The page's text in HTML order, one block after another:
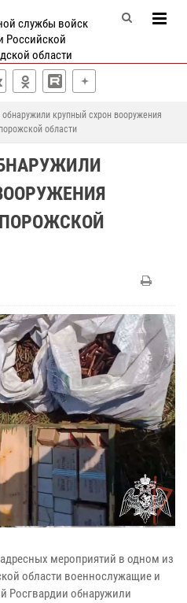
службы войск
Российской
области
обнаружили крупный схрон вооружения
области
мероприятий в одном из
области военнослужащие и
Росгвардии обнаружили